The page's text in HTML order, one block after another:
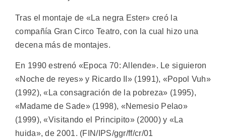
Tras el montaje de «La negra Ester» creó la
compañía Gran Circo Teatro, con la cual hizo una
decena más de montajes.
En 1990 estrenó «Epoca 70: Allende». Le siguieron
«Noche de reyes» y Ricardo II» (1991), «Popol Vuh»
(1992), «La consagración de la pobreza» (1995),
«Madame de Sade» (1998), «Nemesio Pelao»
(1999), «Visitando el Principito» (2000) y «La
huida», de 2001. (FIN/IPS/ggr/ff/cr/01